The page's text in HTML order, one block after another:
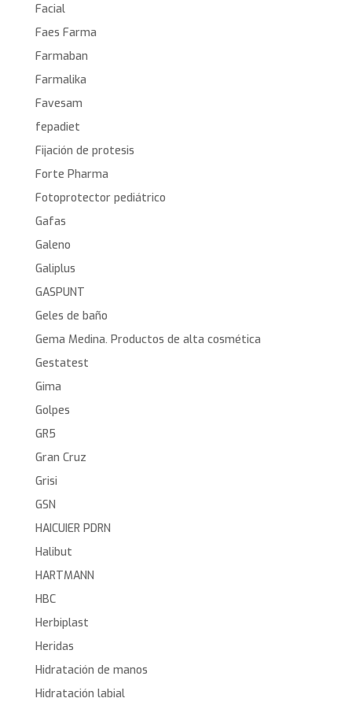
Facial
Faes Farma
Farmaban
Farmalika
Favesam
fepadiet
Fijación de protesis
Forte Pharma
Fotoprotector pediátrico
Gafas
Galeno
Galiplus
GASPUNT
Geles de baño
Gema Medina. Productos de alta cosmética
Gestatest
Gima
Golpes
GR5
Gran Cruz
Grisi
GSN
HAICUIER PDRN
Halibut
HARTMANN
HBC
Herbiplast
Heridas
Hidratación de manos
Hidratación labial